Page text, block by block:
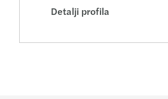
Detalji profila